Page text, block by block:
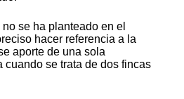
se ha planteado en el
hacer referencia a la
aporte de una sola
cuando se trata de dos fincas